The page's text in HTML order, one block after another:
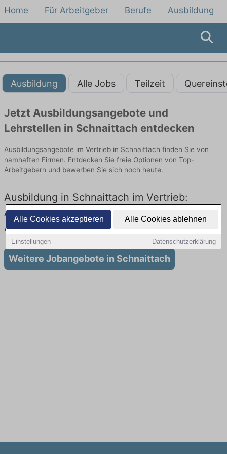
Alle Cookies akzeptieren Alle Cookies ablehnen
Einstellungen Datenschutzerklärung
Home Für Arbeitgeber Berufe Ausbildung
Ausbildung Alle Jobs Teilzeit
Jetzt Ausbildungsangebote und
Lehrstellen in Schnaittach entdecken
Ausbildungsangebote im Vertrieb in Schnaittach finden Sie von
namhaften Firmen. Entdecken Sie freie Optionen von Top-
Arbeitgebern und bewerben Sie sich noch heute.
Ausbildung in Schnaittach im Vertrieb:
Aktuell gibt es keine Stellenangebote für
Ausbildung in Schnaittach
Weitere Jobangebote in Schnaittach